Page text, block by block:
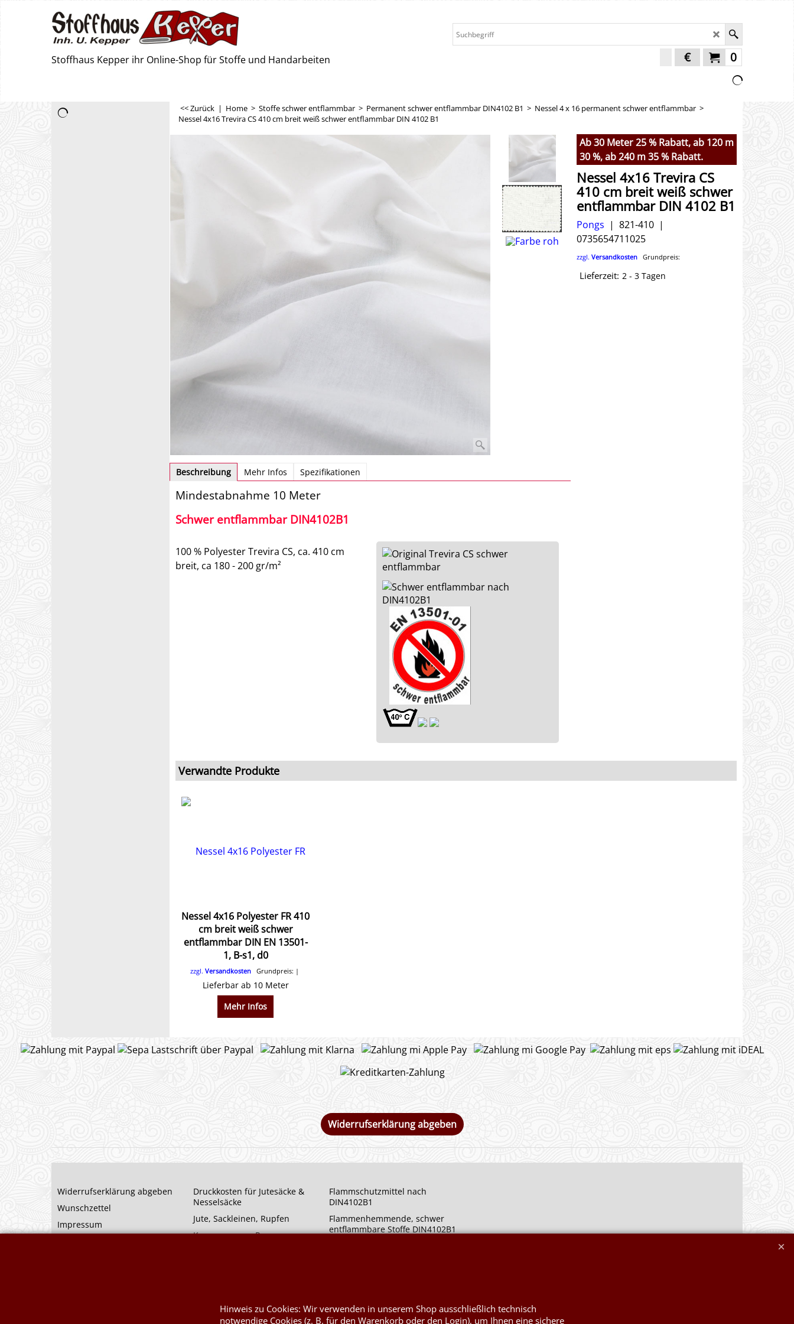
Stoffhaus Kepper ihr Online-Shop für Stoffe und Handarbeiten 0
€
<< Zurück | Home > Stoffe schwer entflammbar > Permanent schwer entflammbar DIN4102 B1 > Nessel 4 x 16 permanent schwer entflammbar >
Nessel 4x16 Trevira CS 410 cm breit weiß schwer entflammbar DIN 4102 B1
Ab 30 Meter 25 % Rabatt, ab 120 m
30 %, ab 240 m 35 % Rabatt.
Nessel 4x16 Trevira CS
410 cm breit weiß schwer
entflammbar DIN 4102 B1
Pongs
821-410
0735654711025
zzgl. Versandkosten Grundpreis:
Lieferzeit: 2 - 3 Tagen
Beschreibung Mehr Infos Spezifikationen
Mindestabnahme 10 Meter
Schwer entflammbar DIN4102B1
100 % Polyester Trevira CS, ca. 410 cm
breit, ca 180 - 200 gr/m²
Verwandte Produkte
Nessel 4x16 Polyester FR 410
cm breit weiß schwer
entflammbar DIN EN 13501-
1, B-s1, d0
zzgl. VersandkostenGrundpreis:
Lieferbar ab 10 Meter
Mehr Infos
Widerrufserklärung abgeben
Widerrufserklärung abgeben
Wunschzettel
Impressum
Druckkosten für Jutesäcke &
Nesselsäcke
Jute, Sackleinen, Rupfen
Kurzwaren von Prym
Flammschutzmittel nach
DIN4102B1
Flammenhemmende, schwer
entflammbare Stoffe DIN4102B1
Hinweis zu Cookies: Wir verwenden in unserem Shop ausschließlich technisch
notwendige Cookies (z. B. für den Warenkorb oder den Login), um Ihnen eine sichere